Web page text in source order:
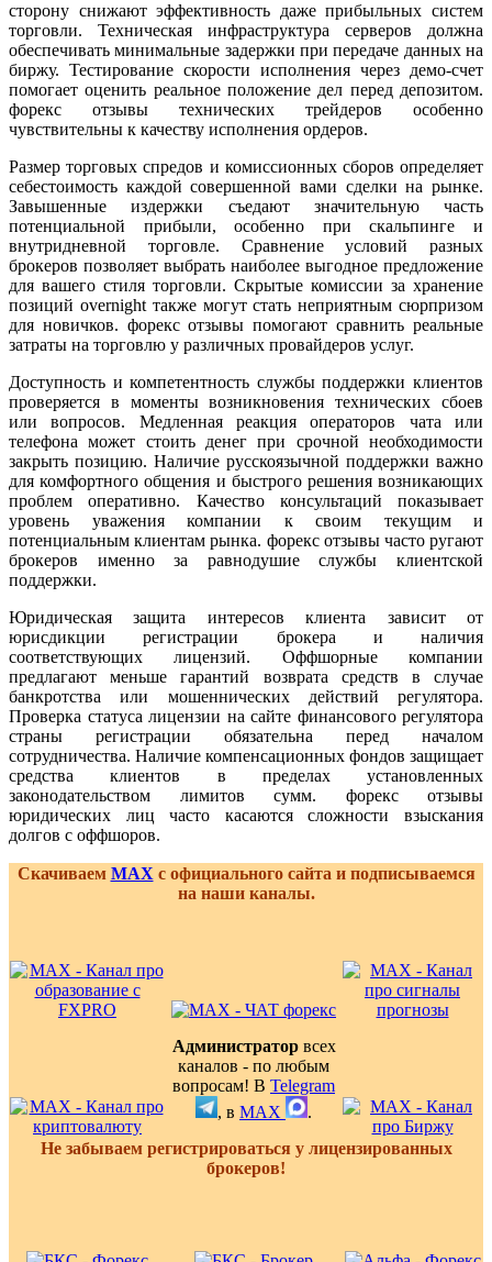
сторону снижают эффективность даже прибыльных систем
торговли. Техническая инфраструктура серверов должна
обеспечивать минимальные задержки при передаче данных на
биржу. Тестирование скорости исполнения через демо-счет
помогает оценить реальное положение дел перед депозитом.
форекс отзывы технических трейдеров особенно
чувствительны к качеству исполнения ордеров.
Размер торговых спредов и комиссионных сборов определяет
себестоимость каждой совершенной вами сделки на рынке.
Завышенные издержки съедают значительную часть
потенциальной прибыли, особенно при скальпинге и
внутридневной торговле. Сравнение условий разных
брокеров позволяет выбрать наиболее выгодное предложение
для вашего стиля торговли. Скрытые комиссии за хранение
позиций overnight также могут стать неприятным сюрпризом
для новичков. форекс отзывы помогают сравнить реальные
затраты на торговлю у различных провайдеров услуг.
Доступность и компетентность службы поддержки клиентов
проверяется в моменты возникновения технических сбоев
или вопросов. Медленная реакция операторов чата или
телефона может стоить денег при срочной необходимости
закрыть позицию. Наличие русскоязычной поддержки важно
для комфортного общения и быстрого решения возникающих
проблем оперативно. Качество консультаций показывает
уровень уважения компании к своим текущим и
потенциальным клиентам рынка. форекс отзывы часто ругают
брокеров именно за равнодушие службы клиентской
поддержки.
Юридическая защита интересов клиента зависит от
юрисдикции регистрации брокера и наличия
соответствующих лицензий. Оффшорные компании
предлагают меньше гарантий возврата средств в случае
банкротства или мошеннических действий регулятора.
Проверка статуса лицензии на сайте финансового регулятора
страны регистрации обязательна перед началом
сотрудничества. Наличие компенсационных фондов защищает
средства клиентов в пределах установленных
законодательством лимитов сумм. форекс отзывы
юридических лиц часто касаются сложности взыскания
долгов с оффшоров.
Скачиваем MAX с официального сайта и подписываемся
на наши каналы.
Администраторвсех
каналов - по любым
вопросам! В Telegram
, в MAX
.
Не забываем регистрироваться у лицензированных
брокеров!